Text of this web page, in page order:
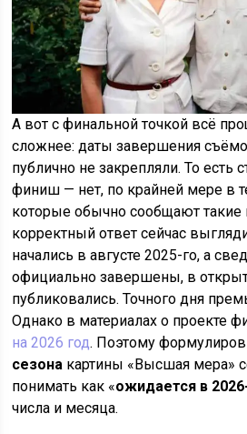
А вот с финальной точкой всё
сложнее: даты завершения
публично не закрепляли. То есть
финиш — нет, по крайней мере в
которые обычно сообщают
корректный ответ сейчас
начались в августе 2025-го, а
официально завершены, в
публиковались. Точного дня
Однако в материалах о проекте
на 2026 год. Поэтому
сезона картины «Высшая мера»
понимать как «ожидается в
числа и месяца.